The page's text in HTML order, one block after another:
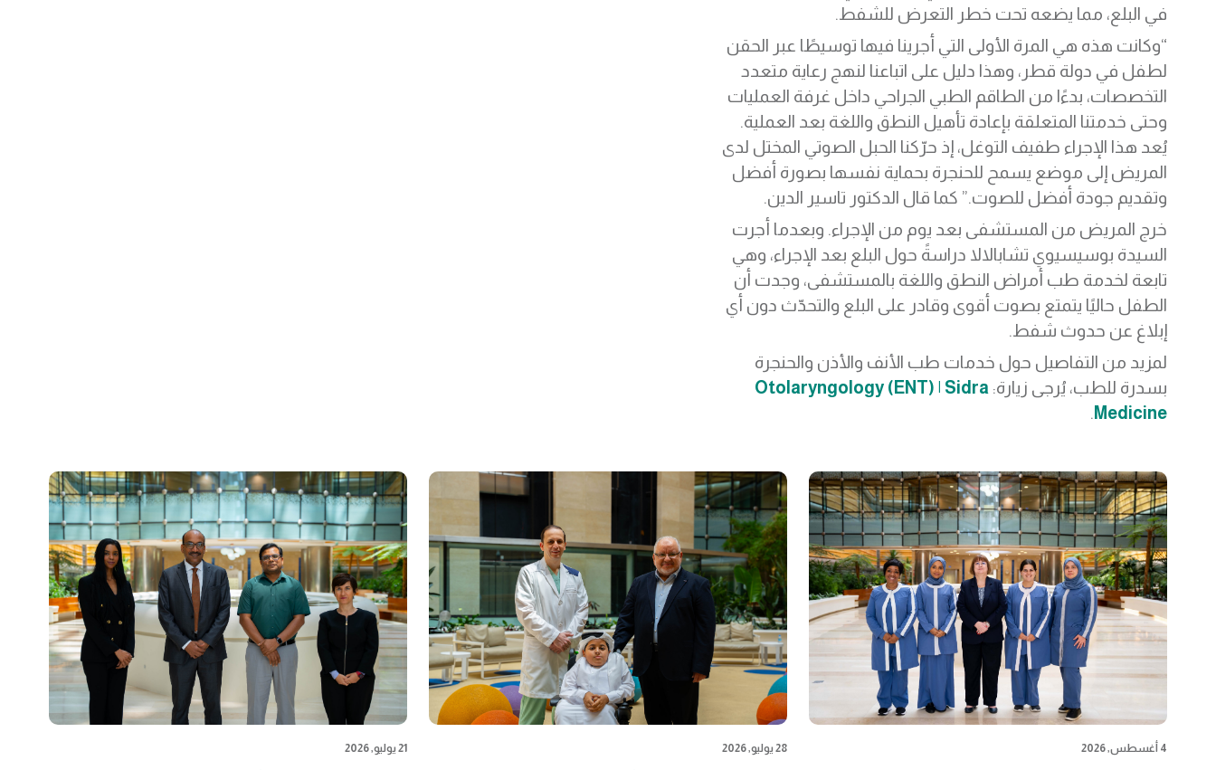
في البلع، مما يضعه تحت خطر التعرض للشفط.
“وكانت هذه هي المرة الأولى التي أجرينا فيها توسيطًا عبر الحقن
لطفل في دولة قطر، وهذا دليل على اتباعنا لنهج رعاية متعدد
التخصصات، بدءًا من الطاقم الطبي الجراحي داخل غرفة العمليات
وحتى خدمتنا المتعلقة بإعادة تأهيل النطق واللغة بعد العملية.
يُعد هذا الإجراء طفيف التوغل، إذ حرّكنا الحبل الصوتي المختل لدى
المريض إلى موضع يسمح للحنجرة بحماية نفسها بصورة أفضل
وتقديم جودة أفضل للصوت.” كما قال الدكتور تاسير الدين.
خرج المريض من المستشفى بعد يوم من الإجراء. وبعدما أجرت
السيدة بوسيسيوي تشابالالا دراسةً حول البلع بعد الإجراء، وهي
تابعة لخدمة طب أمراض النطق واللغة بالمستشفى، وجدت أن
الطفل حاليًا يتمتع بصوت أقوى وقادر على البلع والتحدّث دون أي
إبلاغ عن حدوث شفط.
لمزيد من التفاصيل حول خدمات طب الأنف والأذن والحنجرة
بسدرة للطب، يُرجى زيارة: Otolaryngology (ENT) | Sidra
Medicine
.
4 أغسطس, 2026 28 يوليو, 2026 21 يوليو, 2026